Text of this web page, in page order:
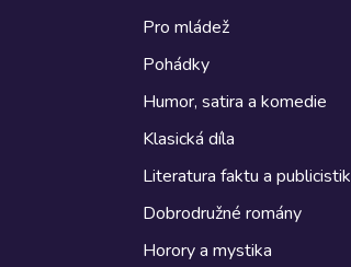
Pro mládež
Pohádky
Humor, satira a komedie
Klasická díla
Literatura faktu a
Dobrodružné romány
Horory a mystika